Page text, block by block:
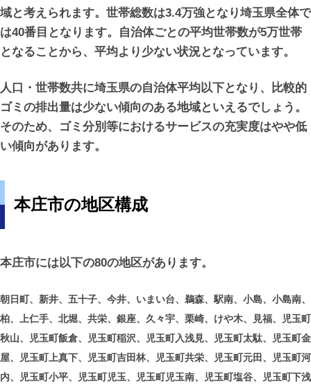
域と考えられます。世帯総数は3.4万強となり埼玉県全体で
は40番目となります。自治体ごとの平均世帯数が5万世帯
となることから、平均より少ない状況となっています。
人口・世帯数共に埼玉県の自治体平均以下となり、比較的
ゴミの排出量は少ない傾向のある地域といえるでしょう。
そのため、ゴミ分別等におけるサービスの充実度はやや低
い傾向があります。
本庄市の地区構成
本庄市には以下の80の地区があります。
朝日町、新井、五十子、今井、いまい台、鵜森、駅南、小島、小島南、
柏、上仁手、北堀、共栄、銀座、久々宇、栗崎、けや木、見福、児玉町
秋山、児玉町飯倉、児玉町稲沢、児玉町入浅見、児玉町太駄、児玉町金
屋、児玉町上真下、児玉町吉田林、児玉町共栄、児玉町元田、児玉町河
内、児玉町小平、児玉町児玉、児玉町児玉南、児玉町塩谷、児玉町下浅